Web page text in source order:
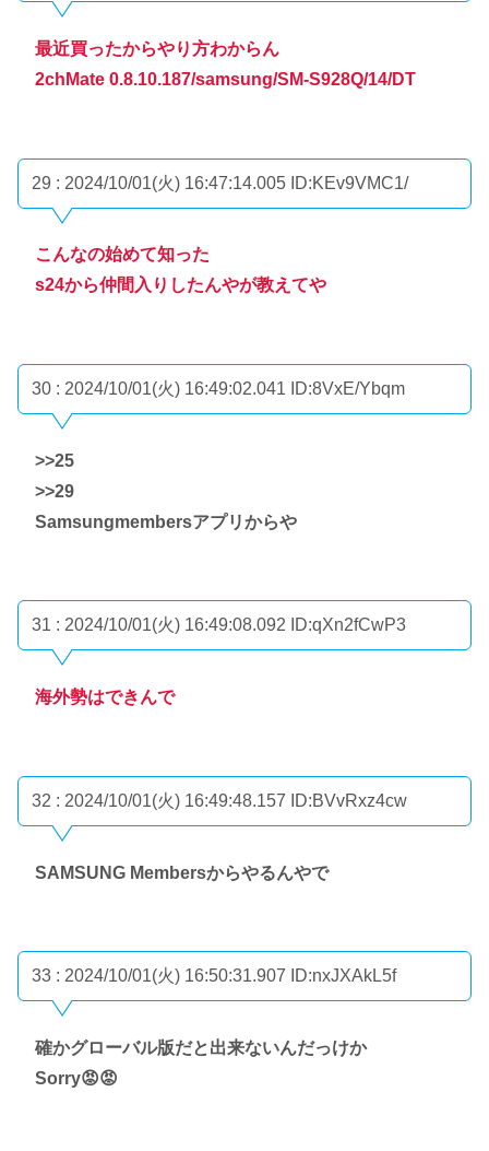
最近買ったからやり方わからん
2chMate 0.8.10.187/samsung/SM-S928Q/14/DT
29 : 2024/10/01(火) 16:47:14.005 ID:KEv9VMC1/
こんなの始めて知った
s24から仲間入りしたんやが教えてや
30 : 2024/10/01(火) 16:49:02.041 ID:8VxE/Ybqm
>>25
>>29
Samsungmembersアプリからや
31 : 2024/10/01(火) 16:49:08.092 ID:qXn2fCwP3
海外勢はできんで
32 : 2024/10/01(火) 16:49:48.157 ID:BVvRxz4cw
SAMSUNG Membersからやるんやで
33 : 2024/10/01(火) 16:50:31.907 ID:nxJXAkL5f
確かグローバル版だと出来ないんだっけか
Sorry😡😡